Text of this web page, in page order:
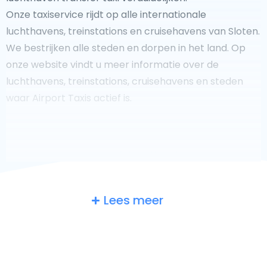
Onze taxiservice rijdt op alle internationale
luchthavens, treinstations en cruisehavens van Sloten.
We bestrijken alle steden en dorpen in het land. Op
onze website vindt u meer informatie over de
luchthavens, treinstations, cruisehavens en steden
waar Airport Taxis actief is.
Lees meer